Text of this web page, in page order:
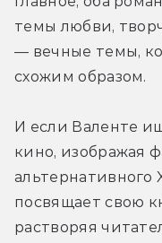
темы любви,
— вечные темы,
схожим образом.
И если Валенте
кино, изображая
альтернативного
посвящает свою
растворяя